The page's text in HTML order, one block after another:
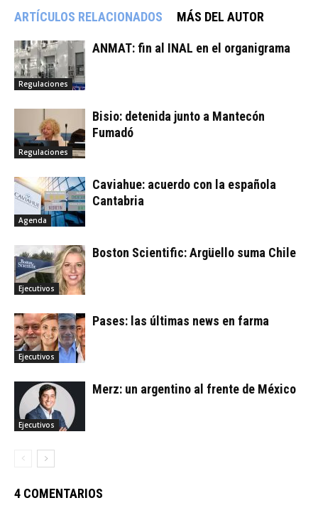
ARTÍCULOS RELACIONADOS MÁS DEL AUTOR
Regulaciones
ANMAT: fin al INAL en el organigrama
Regulaciones
Bisio: detenida junto a Mantecón
Fumadó
Agenda
Caviahue: acuerdo con la española
Cantabria
Ejecutivos
Boston Scientific: Argüello suma Chile
Ejecutivos
Pases: las últimas news en farma
Ejecutivos
Merz: un argentino al frente de México
4 COMENTARIOS